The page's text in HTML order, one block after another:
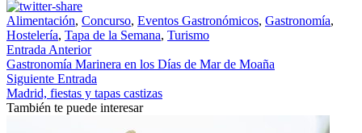
Alimentación, Concurso, Eventos Gastronómicos, Gastronomía,
Hostelería, Tapa de la Semana, Turismo
Entrada Anterior
Gastronomía Marinera en los Días de Mar de Moaña
Siguiente Entrada
Madrid, fiestas y tapas castizas
También te puede interesar